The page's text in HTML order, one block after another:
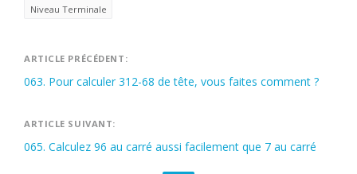
Niveau Terminale
Navigation
de
l’article
ARTICLE PRÉCÉDENT:
063. Pour calculer 312-68 de tête, vous faites comment ?
ARTICLE SUIVANT:
065. Calculez 96 au carré aussi facilement que 7 au carré